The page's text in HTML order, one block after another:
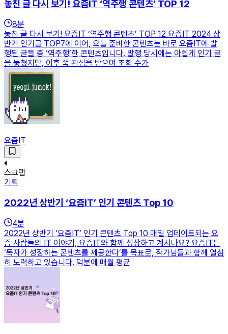
놓친 글 다시 보기! 요즘IT ‘역주행 콘텐츠’ TOP 12
8분
놓친 글 다시 보기! 요즘IT ‘역주행 콘텐츠’ TOP 12 요즘IT 2024 상
반기 인기글 TOP7에 이어, 오늘 준비한 콘텐츠는 바로 요즘IT에 발
행된 글들 중 ‘역주행’한 콘텐츠입니다. 발행 당시에는 아쉽게 인기 글
을 놓쳤지만, 이후 쭉 관심을 받으며 조회 수가
요즘IT
스크랩
기획
2022년 상반기 ‘요즘IT’ 인기 콘텐츠 Top 10
4분
2022년 상반기 ‘요즘IT’ 인기 콘텐츠 Top 10 매일 업데이트되는 요
즘 사람들의 IT 이야기, 요즘IT와 함께 성장하고 계시나요? 요즘IT는
‘독자가 성장하는 콘텐츠를 제공한다’를 목표로, 작가님들과 함께 열심
히 노력하고 있습니다. 덕분에 매월 평균